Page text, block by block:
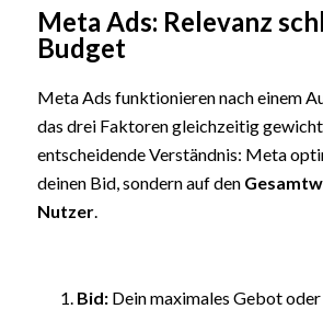
Meta Ads: Relevanz
Budget
Meta Ads funktionieren nach einem
das drei Faktoren gleichzeitig
entscheidende Verständnis: Meta
deinen Bid, sondern auf den
Nutzer.
Bid:Dein maximales Gebot oder